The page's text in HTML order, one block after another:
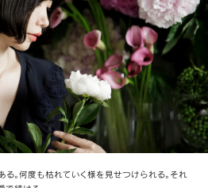
。何度も枯れていく様を見せつけられる。それ